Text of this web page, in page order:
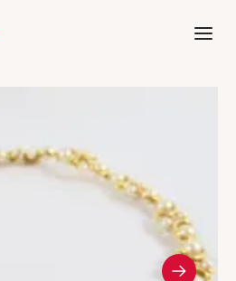
Aller à l'accueil de Crédit Municipal